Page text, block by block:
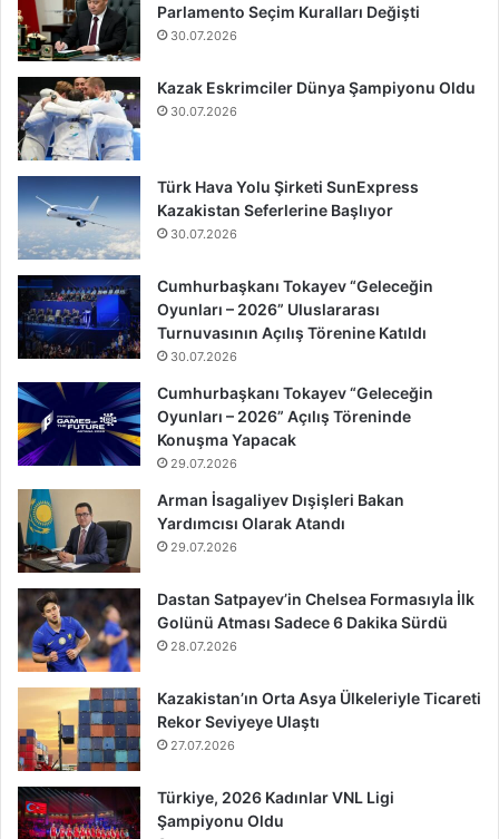
Parlamento Seçim Kuralları Değişti
30.07.2026
Kazak Eskrimciler Dünya Şampiyonu Oldu
30.07.2026
Türk Hava Yolu Şirketi SunExpress
Kazakistan Seferlerine Başlıyor
30.07.2026
Cumhurbaşkanı Tokayev “Geleceğin
Oyunları – 2026” Uluslararası
Turnuvasının Açılış Törenine Katıldı
30.07.2026
Cumhurbaşkanı Tokayev “Geleceğin
Oyunları – 2026” Açılış Töreninde
Konuşma Yapacak
29.07.2026
Arman İsagaliyev Dışişleri Bakan
Yardımcısı Olarak Atandı
29.07.2026
Dastan Satpayev’in Chelsea Formasıyla İlk
Golünü Atması Sadece 6 Dakika Sürdü
28.07.2026
Kazakistan’ın Orta Asya Ülkeleriyle Ticareti
Rekor Seviyeye Ulaştı
27.07.2026
Türkiye, 2026 Kadınlar VNL Ligi
Şampiyonu Oldu